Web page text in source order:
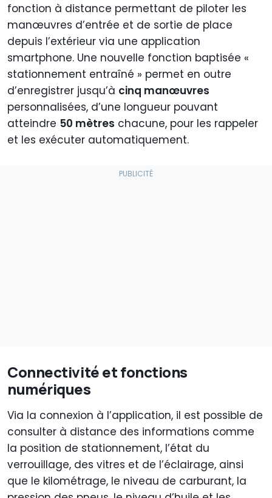
fonction à distance permettant de piloter les
manœuvres d’entrée et de sortie de place
depuis l’extérieur via une application
smartphone. Une nouvelle fonction baptisée «
stationnement entraîné » permet en outre
d’enregistrer jusqu’à cinq manœuvres
personnalisées, d’une longueur pouvant
atteindre 50 mètres chacune, pour les rappeler
et les exécuter automatiquement.
Connectivité et fonctions
numériques
Via la connexion à l’application, il est possible de
consulter à distance des informations comme
la position de stationnement, l’état du
verrouillage, des vitres et de l’éclairage, ainsi
que le kilométrage, le niveau de carburant, la